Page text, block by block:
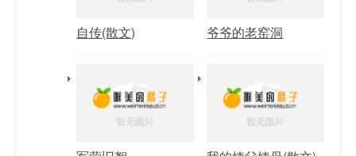
自传(散文) 爷爷的老窑洞